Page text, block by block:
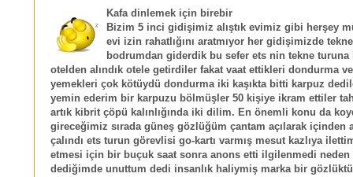
Kafa dinlemek için birebir
Bizim 5 inci gidişimiz alıştık evimiz gibi herşey
evi izin rahatlığını aratmıyor her gidişimizde
bodrumdan giderdik bu sefer ets nin tekne turuna
otelden alındık otele getirdiler fakat vaat ettikleri dondurma
yemekleri çok kötüydü dondurma iki kaşıkta bitti karpuz
yemin ederim bir karpuzu bölmüşler 50 kişiye ikram ettiler
artık kibrit çöpü kalınlığında iki dilim. En önemli konu da
gireceğimiz sırada güneş gözlüğüm çantam açılarak içinden
çalındı ets turun görevlisi go-kartı varmış mesut kazlıya
etmesi için bir buçuk saat sonra anons etti ilgilenmedi neden
dediğimde unuttum dedi insanlık haliymiş marka bir